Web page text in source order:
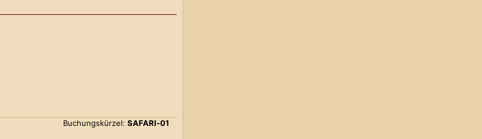
Buchungskürzel: SAFARI-01